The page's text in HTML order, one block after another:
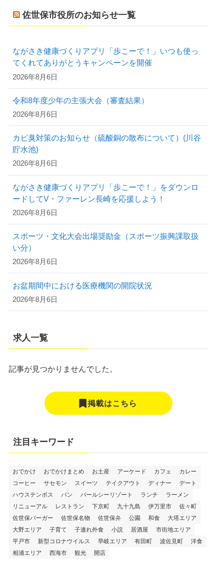
佐世保市役所のお知らせ一覧
ながさき健康づくりアプリ「歩こーで！」いつも使っ
てくれてありがとうキャンペーンを開催
2026年8月6日
令和8年度少年の主張大会（審査結果）
2026年8月6日
カビ臭対策のお知らせ（硫酸銅の散布について）(川谷
貯水池)
2026年8月6日
ながさき健康づくりアプリ「歩こーで！」をダウンロ
ードしてV・ファーレン長崎を応援しよう！
2026年8月6日
スポーツ・文化大会出場奨励金（スポーツ振興課取扱
い分）
2026年8月6日
お盆期間中における医療機関の開院状況
2026年8月6日
求人一覧
記事が見つかりませんでした。
掲載はこちら
注目キーワード
おでかけ おでかけまとめ お土産 アーケード カフェ
カレー
コーヒー
サセモン スイーツ テイクアウト ディナー
デート
ハウステンボス
パン パールシーリゾート ランチ
ラーメン
リニューアル
レストラン 下京町 九十九島 伊万里市
佐々町
佐世保バーガー
佐世保名物 佐世保弁 公園 和食
大塔エリア
大野エリア
子育て 子連れ外食 小説 居酒屋
市街地エリア
平戸市
新型コロナウイルス 早岐エリア 有田町 波佐見町
洋食
相浦エリア
西海市 観光 開店